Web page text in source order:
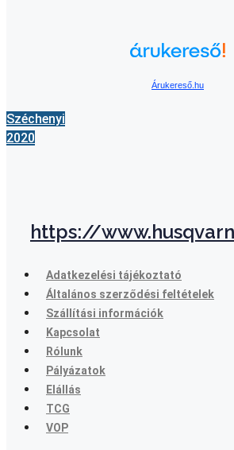
Árukereső.hu
Széchenyi
2020
https://
Adatkezelési tájékoztató
Általános szerződési feltételek
Szállítási információk
Kapcsolat
Rólunk
Pályázatok
Elállás
TCG
VOP